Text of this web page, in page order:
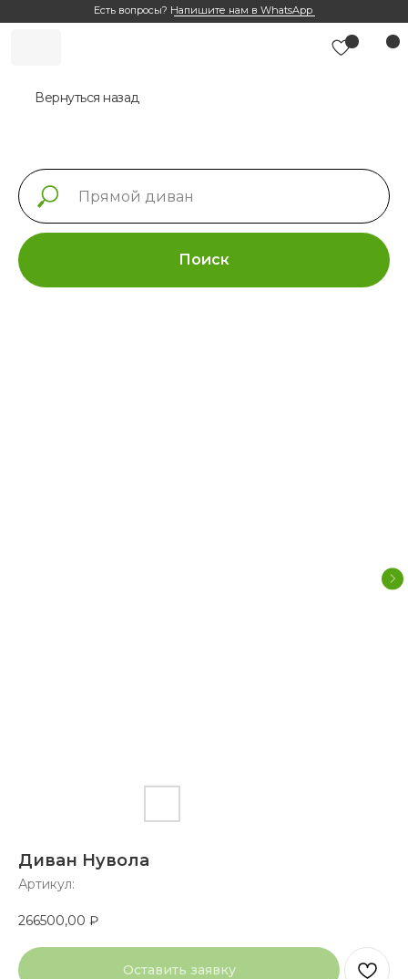
Есть вопросы? Напишите нам в WhatsApp
Вернуться назад
Поиск
Диван Нувола
Артикул:
266500,00 ₽
Оставить заявку